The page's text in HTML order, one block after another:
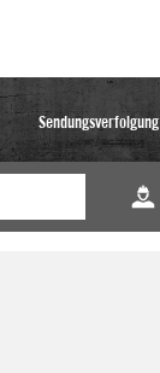
Sendungsverfolgung